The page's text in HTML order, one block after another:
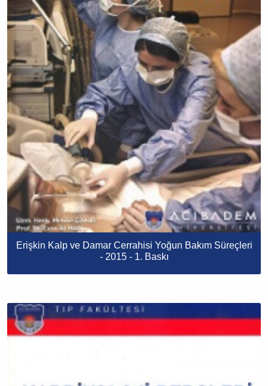
Erişkin Kalp ve Damar Cerrahisi Yoğun Bakım Süreçleri
- 2015 - 1. Baskı